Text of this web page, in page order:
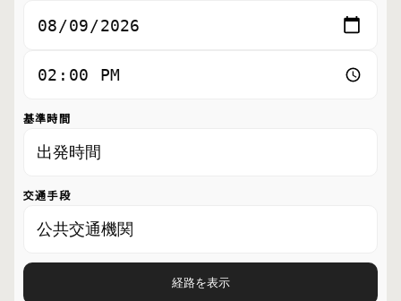
基準時間
交通手段
経路を表示